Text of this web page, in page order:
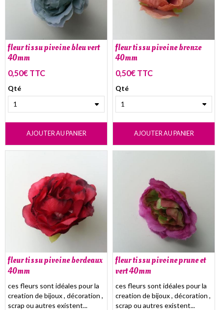
fleur tissu pivoine bleu vert
40mm
0,50€ TTC
Qté
AJOUTER AU PANIER
fleur tissu pivoine bronze
40mm
0,50€ TTC
Qté
AJOUTER AU PANIER
fleur tissu pivoine bordeaux
40mm
ces fleurs sont idéales pour la
creation de bijoux , décoration ,
scrap ou autres existent...
fleur tissu pivoine prune et
vert 40mm
ces fleurs sont idéales pour la
creation de bijoux , décoration ,
scrap ou autres existent...